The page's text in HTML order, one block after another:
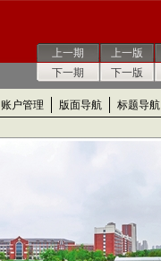
上一期
下一期
上一版
下一版
账户管理 版面导航 标题导航